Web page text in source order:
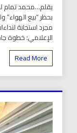
بقلم…محمد تمام
بحظر “بيع الهواء”
مجرد استجابة
الإعلامي؛ خطوة
Read More